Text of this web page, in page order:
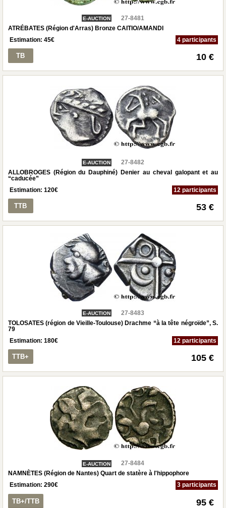
E-AUCTION
27-8481
ATRÉBATES (Région d'Arras) Bronze CAITIO/AMANDI
Estimation: 45€ 4 participants
TB 10 €
E-AUCTION
27-8482
ALLOBROGES (Région du Dauphiné) Denier au cheval galopant et au
“caducée”
Estimation: 120€ 12 participants
TTB 53 €
E-AUCTION
27-8483
TOLOSATES (région de Vieille-Toulouse) Drachme “à la tête négroïde”, S.
79
Estimation: 180€ 12 participants
TTB+ 105 €
E-AUCTION
27-8484
NAMNÈTES (Région de Nantes) Quart de statère à l'hippophore
Estimation: 290€ 3 participants
TB+/TTB 95 €